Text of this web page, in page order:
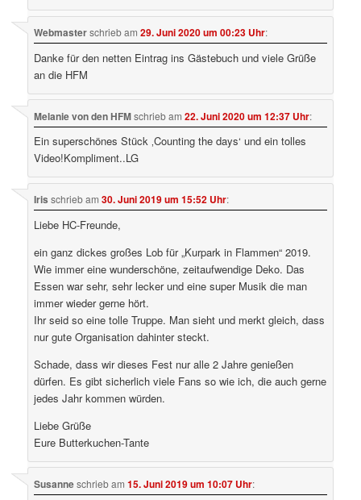
Webmaster schriebam 29. Juni 2020 um 00:23 Uhr:
Danke für den netten Eintrag ins Gästebuch und viele Grüße
an die HFM
Melanie von den HFM schriebam 22. Juni 2020 um 12:37 Uhr:
Ein superschönes Stück ‚Counting the days‘ und ein tolles
Video!Kompliment..LG
Iris schriebam 30. Juni 2019 um 15:52 Uhr:
Liebe HC-Freunde,
ein ganz dickes großes Lob für „Kurpark in Flammen“ 2019.
Wie immer eine wunderschöne, zeitaufwendige Deko. Das
Essen war sehr, sehr lecker und eine super Musik die man
immer wieder gerne hört.
Ihr seid so eine tolle Truppe. Man sieht und merkt gleich, dass
nur gute Organisation dahinter steckt.
Schade, dass wir dieses Fest nur alle 2 Jahre genießen
dürfen. Es gibt sicherlich viele Fans so wie ich, die auch gerne
jedes Jahr kommen würden.
Liebe Grüße
Eure Butterkuchen-Tante
Susanne schriebam 15. Juni 2019 um 10:07 Uhr: